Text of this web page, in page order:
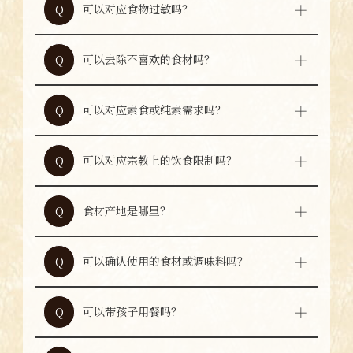
Q
可以对应食物过敏吗？
A
本店会在可对应范围内尽力安排。请至少提前
一天联系。
Q
可以去除不喜欢的食材吗？
A
本店会在可对应范围内尽力安排。点餐时请告
知工作人员。
Q
可以对应素食或纯素需求吗？
A
本店会在可对应范围内尽力安排。请至少提前
一天联系。
Q
可以对应宗教上的饮食限制吗？
A
本店会在可对应范围内尽力安排。请至少提前
一天联系。
Q
食材产地是哪里？
A
Q
可以确认使用的食材或调味料吗？
A
本店会在可说明范围内进行介绍。但涉及配方
或进货等部分信息，可能无法公开。
Q
可以带孩子用餐吗？
A
可以带孩子用餐。由于本店为居酒屋，部分时
段店内可能较为热闹，敬请理解。